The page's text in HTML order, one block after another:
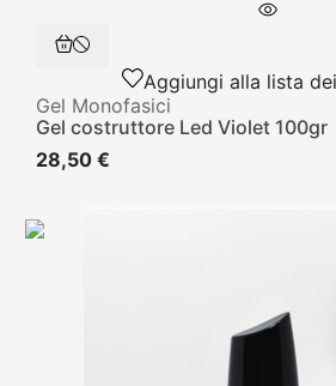
Aggiungi alla lista
Gel Monofasici
Gel costruttore Led Violet 100gr
28,50 €